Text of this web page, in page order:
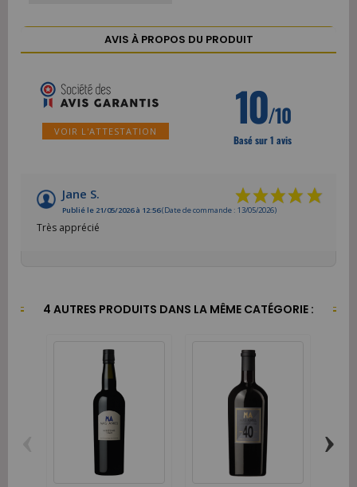
AVIS À PROPOS DU PRODUIT
VOIR L'ATTESTATION 10/10
Basé sur 1 avis
Jane S.
Publié le 21/05/2026 à 12:56(Date de commande : 13/05/2026)
Très apprécié
4 AUTRES PRODUITS DANS LA MÊME CATÉGORIE :
›